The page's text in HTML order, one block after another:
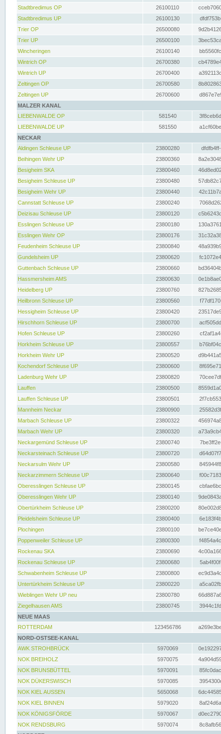
Stadtbredimus OP
26100110
Stadtbredimus UP
26100130
Trier OP
26500080
Trier UP
26500100
Wincheringen
26100140
Wintrich OP
26700380
Wintrich UP
26700400
Zeltingen OP
26700580
Zeltingen UP
26700600
MALZER KANAL
LIEBENWALDE OP
581540
LIEBENWALDE UP
581550
NECKAR
Aldingen Schleuse UP
23800280
Beihingen Wehr UP
23800360
Besigheim SKA
23800460
Besigheim Schleuse UP
23800480
Besigheim Wehr UP
23800440
Cannstatt Schleuse UP
23800240
Deizisau Schleuse UP
23800120
Esslingen Schleuse UP
23800180
Esslingen Wehr OP
23800176
Feudenheim Schleuse UP
23800840
Gundelsheim UP
23800620
Guttenbach Schleuse UP
23800660
Hassmersheim AMS
23800630
Heidelberg UP
23800760
Heilbronn Schleuse UP
23800560
Hessigheim Schleuse UP
23800420
Hirschhorn Schleuse UP
23800700
Hofen Schleuse UP
23800260
Horkheim Schleuse UP
23800557
Horkheim Wehr UP
23800520
Kochendorf Schleuse UP
23800600
Ladenburg Wehr UP
23800820
Lauffen
23800500
Lauffen Schleuse UP
23800501
Mannheim Neckar
23800900
Marbach Schleuse UP
23800322
Marbach Wehr UP
23800320
Neckargemünd Schleuse UP
23800740
Neckarsteinach Schleuse UP
23800720
Neckarsulm Wehr UP
23800580
Neckarzimmern Schleuse UP
23800640
Oberesslingen Schleuse UP
23800145
Oberesslingen Wehr UP
23800140
Obertürkheim Schleuse UP
23800200
Pleidelsheim Schleuse UP
23800400
Plochingen
23800100
Poppenweiler Schleuse UP
23800300
Rockenau SKA
23800690
Rockenau Schleuse UP
23800680
Schwabenheim Schleuse UP
23800800
Untertürkheim Schleuse UP
23800220
Wieblingen Wehr UP neu
23800780
Ziegelhausen AMS
23800745
NEUE MAAS
ROTTERDAM
123456786
NORD-OSTSEE-KANAL
AWK STROHBRÜCK
5970069
NOK BREIHOLZ
5970075
NOK BRUNSBÜTTEL
5970091
NOK DÜKERSWISCH
5970085
NOK KIEL AUSSEN
5650068
NOK KIEL BINNEN
5979020
NOK KÖNIGSFÖRDE
5970067
NOK RENDSBURG
5970074